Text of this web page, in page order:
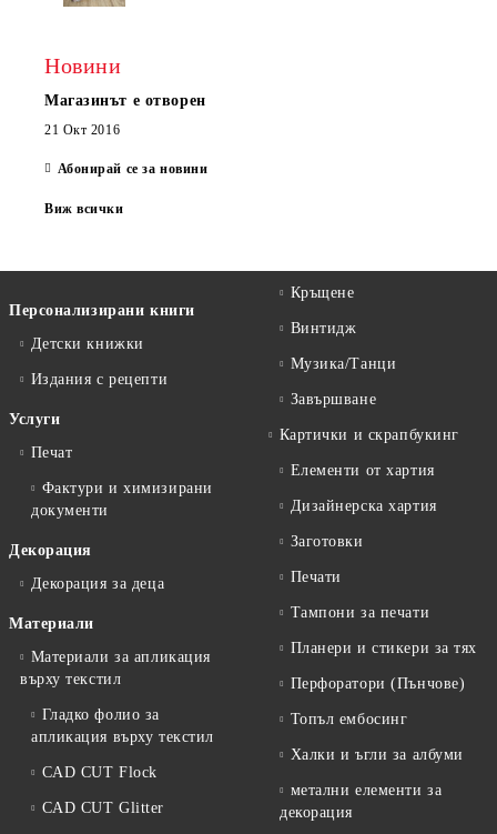
Новини
Магазинът е отворен
21 Окт 2016
Абонирай се за новини
Виж всички
Персонализирани книги
Детски книжки
Издания с рецепти
Услуги
Печат
Фактури и химизирани
документи
Декорация
Декорация за деца
Материали
Материали за апликация
върху текстил
Гладко фолио за
апликация върху текстил
CAD CUT Flock
CAD CUT Glitter
Кръщене
Винтидж
Музика/Танци
Завършване
Картички и скрапбукинг
Елементи от хартия
Дизайнерска хартия
Заготовки
Печати
Тампони за печати
Планери и стикери за тях
Перфоратори (Пънчове)
Топъл ембосинг
Халки и ъгли за албуми
метални елементи за
декорация